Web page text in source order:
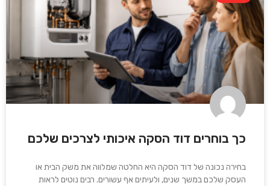
כך בוחרים דוד הסקה איכותי לצרכים שלכם
בחירה נכונה של דוד הסקה היא החלטה שמלווה את משק הבית או
העסק שלכם במשך שנים, ולעיתים אף עשורים. רבים נוטים לראות